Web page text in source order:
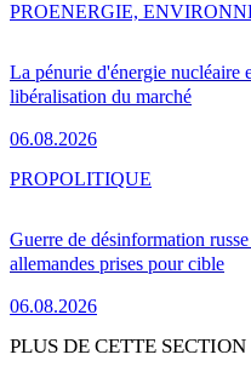
La pénurie d'énergie nucléaire
libéralisation du marché
06.08.2026
PROENERGIE,
Guerre de désinformation
allemandes prises pour cible
06.08.2026
PROPOLITIQUE
PLUS DE CETTE SECTION